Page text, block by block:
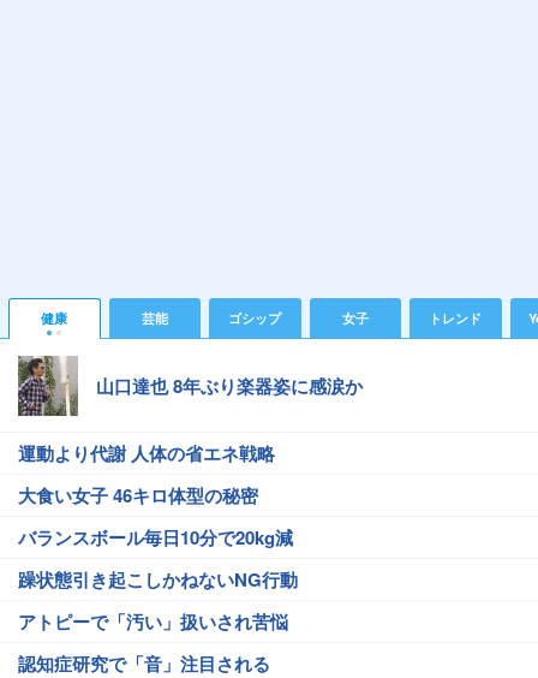
健康 芸能 ゴシップ 女子 トレンド
山口達也 8年ぶり楽器姿に感涙か
運動より代謝 人体の省エネ戦略
大食い女子 46キロ体型の秘密
バランスボール毎日10分で20kg減
躁状態引き起こしかねないNG行動
アトピーで「汚い」扱いされ苦悩
認知症研究で「音」注目される